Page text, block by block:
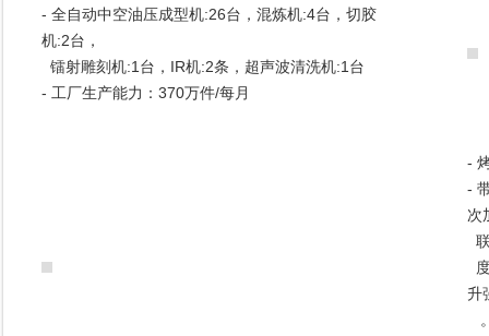
- 全自动中空油压成型机:26台，混炼机:4台，切胶
机:2台，
镭射雕刻机:1台，IR机:2条，超声波清洗机:1台
- 工厂生产能力：370万件/每月
-
-
次
升